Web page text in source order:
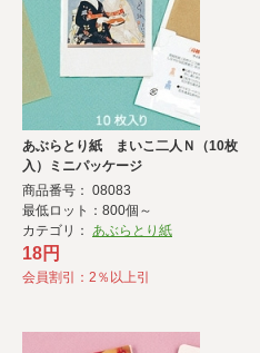
あぶらとり紙 まいこ二人Ｎ（10枚
入）ミニパッケージ
商品番号： 08083
最低ロット：800個～
カテゴリ： あぶらとり紙
18円
会員割引：2％以上引